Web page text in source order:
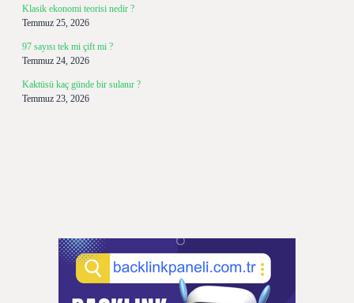
Klasik ekonomi teorisi nedir ?
Temmuz 25, 2026
97 sayısı tek mi çift mi ?
Temmuz 24, 2026
Kaktüsü kaç günde bir sulanır ?
Temmuz 23, 2026